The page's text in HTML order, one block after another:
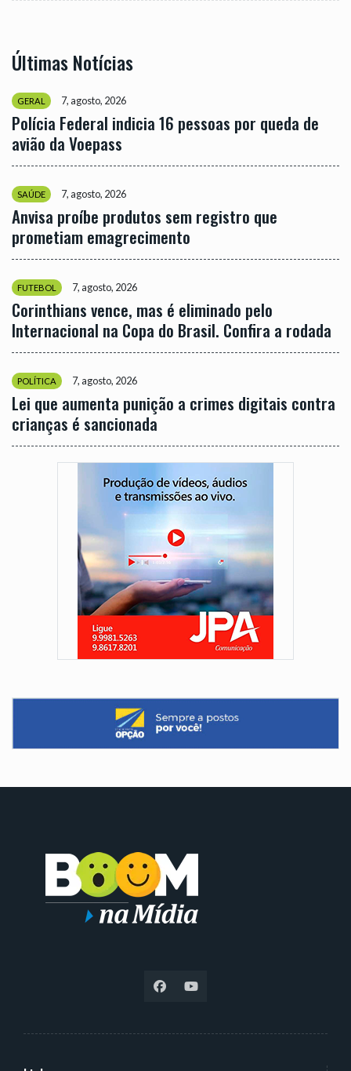
Últimas Notícias
GERAL 7, agosto, 2026
Polícia Federal indicia 16 pessoas por queda de
avião da Voepass
SAÚDE 7, agosto, 2026
Anvisa proíbe produtos sem registro que
prometiam emagrecimento
FUTEBOL 7, agosto, 2026
Corinthians vence, mas é eliminado pelo
Internacional na Copa do Brasil. Confira a rodada
POLÍTICA 7, agosto, 2026
Lei que aumenta punição a crimes digitais contra
crianças é sancionada